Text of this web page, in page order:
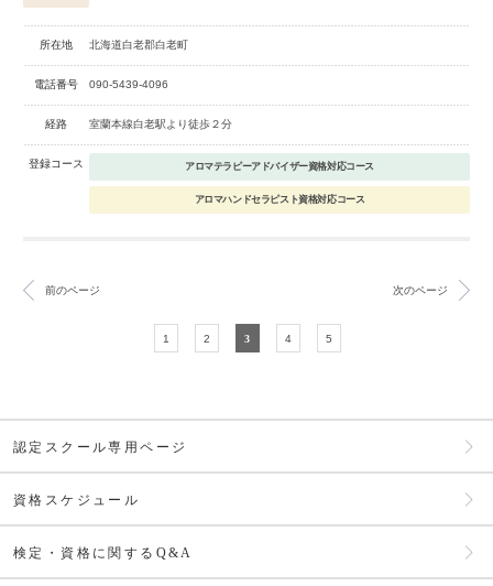
所在地 北海道白老郡白老町
電話番号 090-5439-4096
経路 室蘭本線白老駅より徒歩２分
登録コース アロマテラピーアドバイザー資格対応コース
アロマハンドセラピスト資格対応コース
前のページ 次のページ
1 2 3 4 5
認定スクール専用ページ
資格スケジュール
検定・資格に関するQ&A